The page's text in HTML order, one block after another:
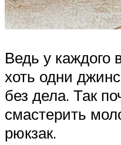
Ведь у
хоть одни
без дела. Так
смастерить
рюкзак.